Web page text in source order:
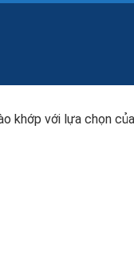
khớp với lựa chọn